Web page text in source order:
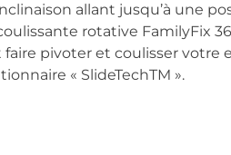
allant jusqu’à une
rotative FamilyFix
pivoter et coulisser votre
« SlideTechTM ».